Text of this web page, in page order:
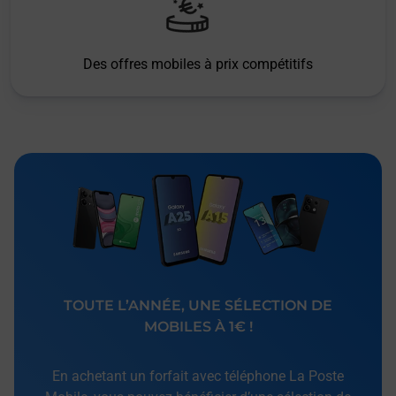
Des offres mobiles à prix compétitifs
TOUTE L’ANNÉE, UNE SÉLECTION DE
MOBILES À 1€ !
En achetant un forfait avec téléphone La Poste